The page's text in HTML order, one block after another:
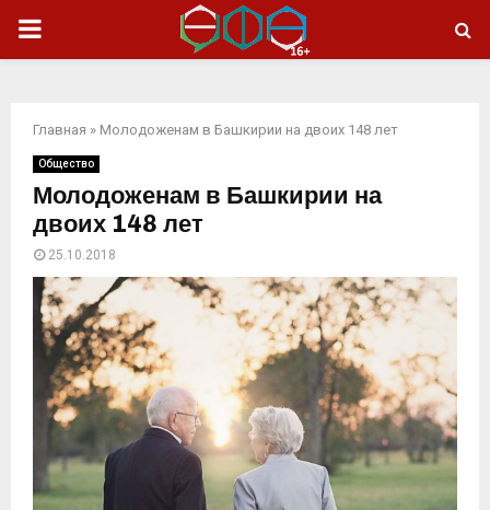
ОСНОВНОЕ
Главная » Молодоженам в Башкирии на двоих 148 лет
Общество
Молодоженам в Башкирии на
двоих 148 лет
25.10.2018